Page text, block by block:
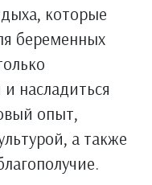
которые
беременных
насладиться
опыт,
а также